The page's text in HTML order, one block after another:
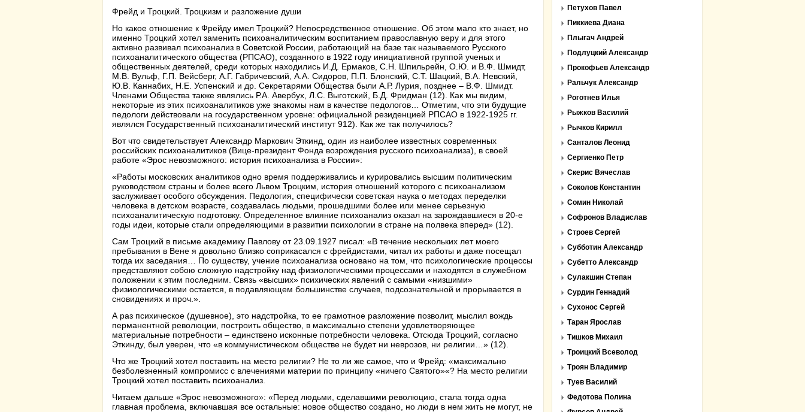
Фрейд и Троцкий. Троцкизм и разложение души
Но какое отношение к Фрейду имел Троцкий? Непосредственное отношение. Об этом мало кто знает, но
именно Троцкий хотел заменить психоаналитическим воспитанием православную веру и для этого
активно развивал психоанализ в Советской России, работающий на базе так называемого Русского
психоаналитического общества (РПСАО), созданного в 1922 году инициативной группой ученых и
общественных деятелей, среди которых находились И.Д. Ермаков, С.Н. Шпильрейн, О.Ю. и В.Ф. Шмидт,
М.В. Вульф, Г.П. Вейсберг, А.Г. Габричевский, А.А. Сидоров, П.П. Блонский, С.Т. Шацкий, В.А. Невский,
Ю.В. Каннабих, Н.Е. Успенский и др. Секретарями Общества были А.Р. Лурия, позднее – В.Ф. Шмидт.
Членами Общества также являлись Р.А. Авербух, Л.С. Выготский, Б.Д. Фридман (12). Как мы видим,
некоторые из этих психоаналитиков уже знакомы нам в качестве педологов… Отметим, что эти будущие
педологи действовали на государственном уровне: официальной резиденцией РПСАО в 1922-1925 гг.
являлся Государственный психоаналитический институт 912). Как же так получилось?
Вот что свидетельствует Александр Маркович Эткинд, один из наиболее известных современных
российских психоаналитиков (Вице-президент Фонда возрождения русского психоанализа), в своей
работе «Эрос невозможного: история психоанализа в России»:
«Работы московских аналитиков одно время поддерживались и курировались высшим политическим
руководством страны и более всего Львом Троцким, история отношений которого с психоанализом
заслуживает особого обсуждения. Педология, специфически советская наука о методах переделки
человека в детском возрасте, создавалась людьми, прошедшими более или менее серьезную
психоаналитическую подготовку. Определенное влияние психоанализ оказал на зарождавшиеся в 20-е
годы идеи, которые стали определяющими в развитии психологии в стране на полвека вперед» (12).
Сам Троцкий в письме академику Павлову от 23.09.1927 писал: «В течение нескольких лет моего
пребывания в Вене я довольно близко соприкасался с фрейдистами, читал их работы и даже посещал
тогда их заседания… По существу, учение психоанализа основано на том, что психологические процессы
представляют собою сложную надстройку над физиологическими процессами и находятся в служебном
положении к этим последним. Связь «высших» психических явлений с самыми «низшими»
физиологическими остается, в подавляющем большинстве случаев, подсознательной и прорывается в
сновидениях и проч.».
А раз психическое (душевное), это надстройка, то ее грамотное разложение позволит, мыслил вождь
перманентной революции, построить общество, в максимально степени удовлетворяющее
материальные потребности – единствено исконные потребности человека. Отсюда Троцкий, согласно
Эткинду, был уверен, что «в коммунистическом обществе не будет ни неврозов, ни религии…» (12).
Что же Троцкий хотел поставить на место религии? Не то ли же самое, что и Фрейд: «максимально
безболезненный компромисс с влечениями материи по принципу «ничего Святого»«? На место религии
Троцкий хотел поставить психоанализ.
Читаем дальше «Эрос невозможного»: «Перед людьми, сделавшими революцию, стала тогда одна
главная проблема, включавшая все остальные: новое общество создано, но люди в нем жить не могут, не
Петухов Павел
Пиккиева Диана
Плыгач Андрей
Подлуцкий Александр
Прокофьев Александр
Ральчук Александр
Роготнев Илья
Рыжков Василий
Рычков Кирилл
Санталов Леонид
Сергиенко Петр
Скерис Вячеслав
Соколов Константин
Сомин Николай
Софронов Владислав
Строев Сергей
Субботин Александр
Субетто Александр
Сулакшин Степан
Сурдин Геннадий
Сухонос Сергей
Таран Ярослав
Тишков Михаил
Троицкий Всеволод
Троян Владимир
Туев Василий
Федотова Полина